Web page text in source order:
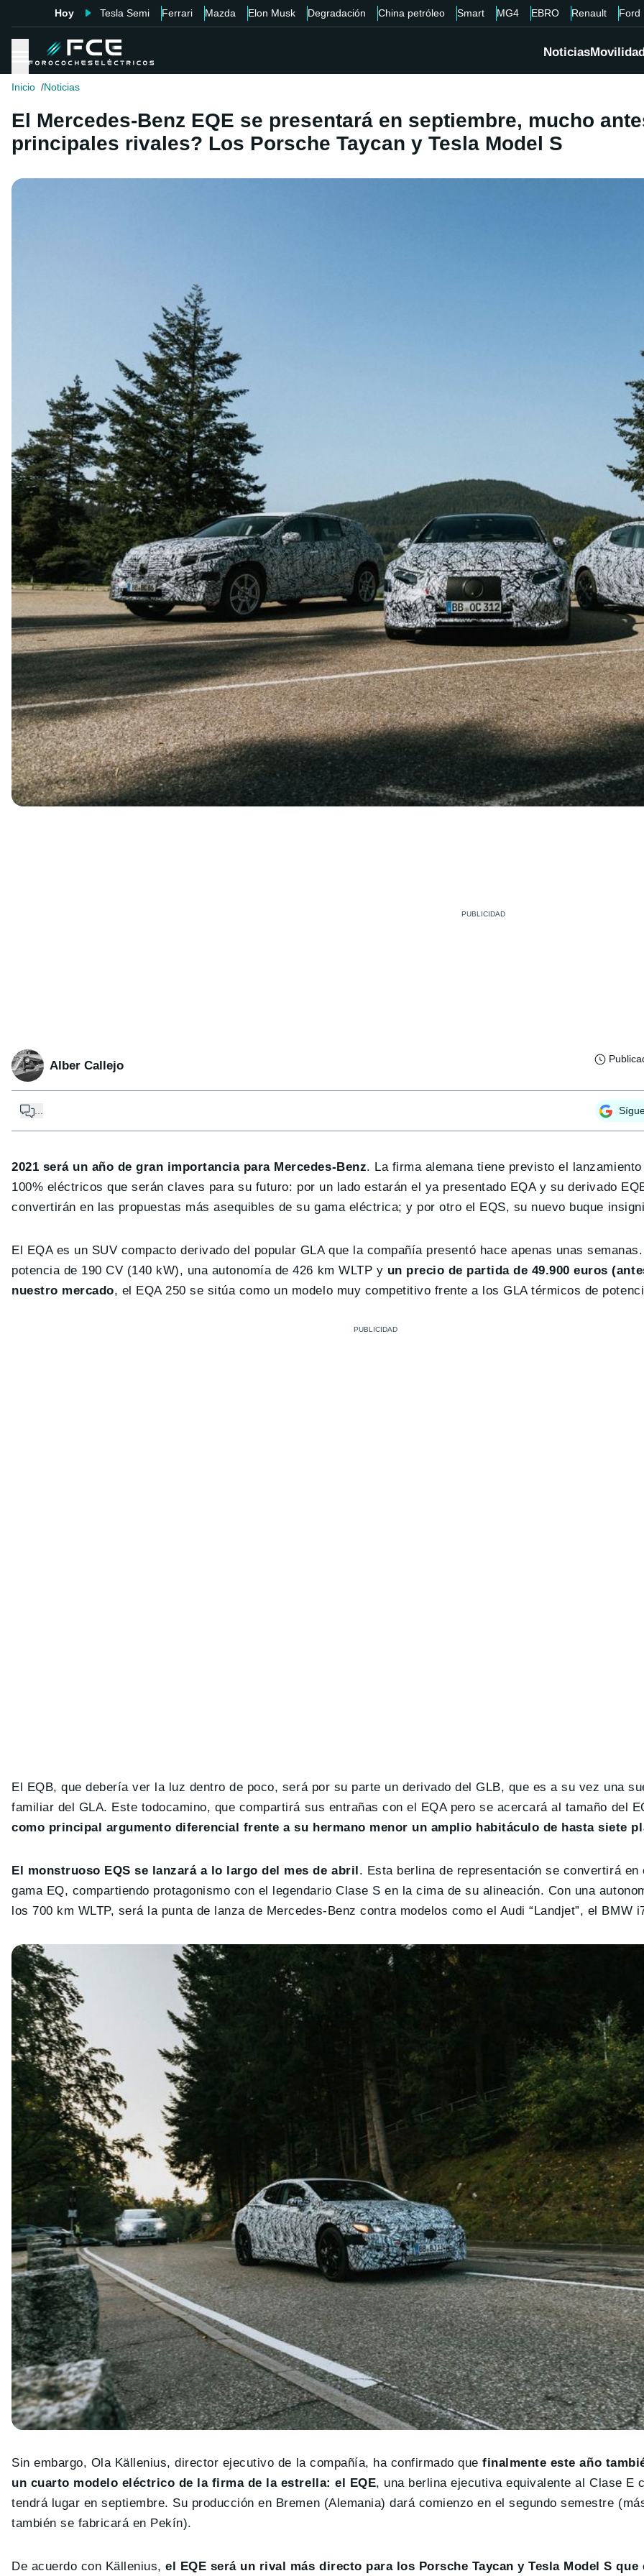
Hoy Tesla Semi Ferrari Mazda Elon Musk Degradación China petróleo Smart MG4 EBRO Renault Ford
Noticias
Inicio Noticias
El Mercedes-Benz EQE se presentará en septiembre, mucho
principales rivales? Los Porsche Taycan y Tesla Model S
Alber Callejo
...
2021 será un año de gran importancia para Mercedes-Benz. La firma alemana tiene previsto el
100% eléctricos que serán claves para su futuro: por un lado estarán el ya presentado EQA y su derivado
convertirán en las propuestas más asequibles de su gama eléctrica; y por otro el EQS, su nuevo buque
El EQA es un SUV compacto derivado del popular GLA que la compañía presentó hace apenas unas
potencia de 190 CV (140 kW), una autonomía de 426 km WLTP y un precio de partida de 49.900 euros
nuestro mercado, el EQA 250 se sitúa como un modelo muy competitivo frente a los GLA térmicos de
El EQB, que debería ver la luz dentro de poco, será por su parte un derivado del GLB, que es a su vez una
familiar del GLA. Este todocamino, que compartirá sus entrañas con el EQA pero se acercará al tamaño del
como principal argumento diferencial frente a su hermano menor un amplio habitáculo de hasta siete
El monstruoso EQS se lanzará a lo largo del mes de abril . Esta berlina de representación se convertirá en
gama EQ, compartiendo protagonismo con el legendario Clase S en la cima de su alineación. Con una
los 700 km WLTP, será la punta de lanza de Mercedes-Benz contra modelos como el Audi “Landjet”, el BMW
Sin embargo, Ola Källenius, director ejecutivo de la compañía, ha confirmado que finalmente este año
un cuarto modelo eléctrico de la firma de la estrella: el EQE, una berlina ejecutiva equivalente al Clase E
tendrá lugar en septiembre. Su producción en Bremen (Alemania) dará comienzo en el segundo semestre
también se fabricará en Pekín).
De acuerdo con Källenius,el EQE será un rival más directo para los Porsche Taycan y Tesla Model S que